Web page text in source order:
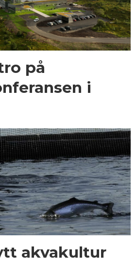
på
i
akvakultur